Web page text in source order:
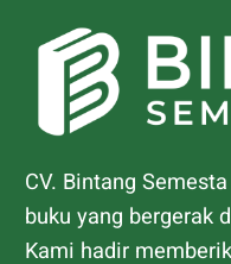
CV. Bintang
buku yang bergerak
Kami hadir